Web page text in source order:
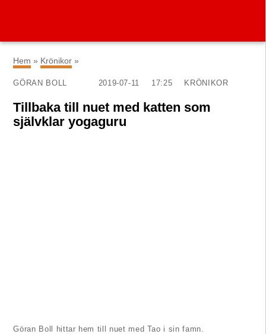
Hem » Krönikor »
GÖRAN BOLL 2019-07-11 17:25 KRÖNIKOR
Tillbaka till nuet med katten som
självklar yogaguru
Göran Boll hittar hem till nuet med Tao i sin famn.